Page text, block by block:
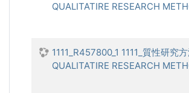
QUALITATIRE RESEARCH
1111_R457800_1 1111_質性研究
QUALITATIRE RESEARCH